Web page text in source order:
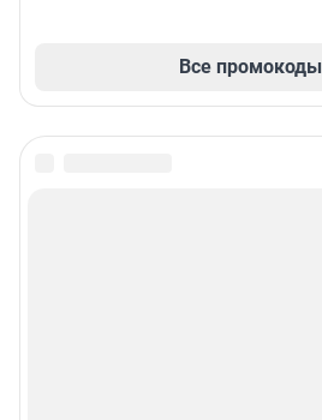
Все промокоды